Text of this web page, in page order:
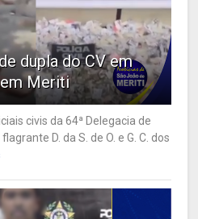
dupla do CV em
Meriti
civis da 64ª Delegacia de
D. da S. de O. e G. C. dos